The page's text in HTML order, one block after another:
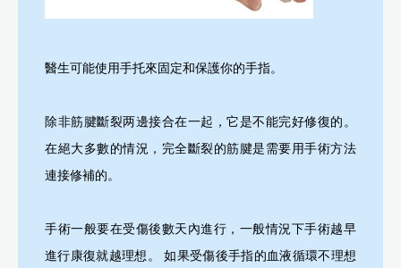
醫生可能使用手托來固定和保護你的手指。
除非筋腱斷裂两邊接合在一起，它是不能完好修復的。
在絕大多數的情況，完全斷裂的筋腱是需要用手術方法
連接修補的。
手術一般要在受傷後數天內進行，一般情況下手術越早
進行康復就越理想。 如果受傷後手指的血液循環不理想